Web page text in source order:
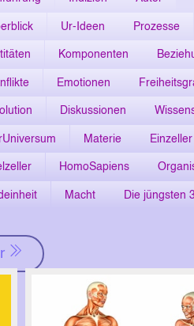
Ur-Ideen Prozesse
Komponenten
Emotionen
Diskussionen
Materie Einzeller
HomoSapiens
Macht Die jüngsten